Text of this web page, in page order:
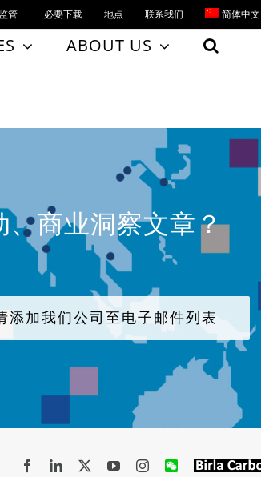
管 必要下载 地点 联系我们 简体中文
ABOUT US
商业洞察文章？
添加我们公司至电子邮件列表
FacebookLinkedIn YouTubeInstagram
WeChatBirla